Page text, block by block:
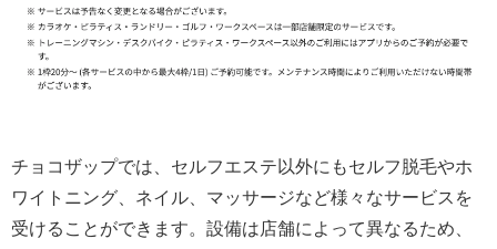
チョコザップでは、セルフエステ以外にもセルフ脱毛やホ
ワイトニング、ネイル、マッサージなど様々なサービスを
受けることができます。設備は店舗によって異なるため、